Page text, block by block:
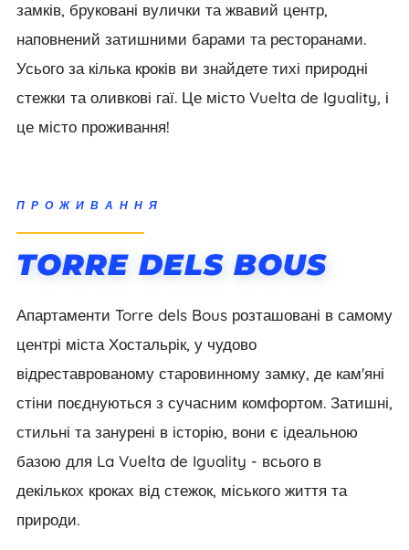
замків, бруковані вулички та жвавий центр,
наповнений затишними барами та ресторанами.
Усього за кілька кроків ви знайдете тихі природні
стежки та оливкові гаї. Це місто Vuelta de Iguality, і
це місто проживання!
ПРОЖИВАННЯ
TORRE DELS BOUS
Апартаменти Torre dels Bous розташовані в самому
центрі міста Хостальрік, у чудово
відреставрованому старовинному замку, де кам'яні
стіни поєднуються з сучасним комфортом. Затишні,
стильні та занурені в історію, вони є ідеальною
базою для La Vuelta de Iguality - всього в
декількох кроках від стежок, міського життя та
природи.